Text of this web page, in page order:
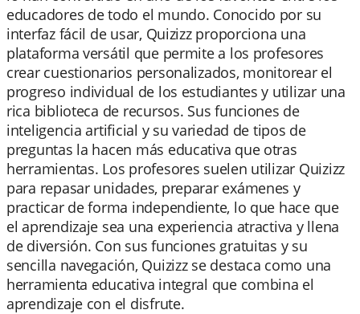
educadores de todo el mundo. Conocido por su
interfaz fácil de usar, Quizizz proporciona una
plataforma versátil que permite a los profesores
crear cuestionarios personalizados, monitorear el
progreso individual de los estudiantes y utilizar una
rica biblioteca de recursos. Sus funciones de
inteligencia artificial y su variedad de tipos de
preguntas la hacen más educativa que otras
herramientas. Los profesores suelen utilizar Quizizz
para repasar unidades, preparar exámenes y
practicar de forma independiente, lo que hace que
el aprendizaje sea una experiencia atractiva y llena
de diversión. Con sus funciones gratuitas y su
sencilla navegación, Quizizz se destaca como una
herramienta educativa integral que combina el
aprendizaje con el disfrute.